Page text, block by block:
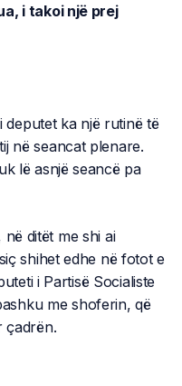
i takoi një prej
deputet ka një rutinë të
në seancat plenare.
lë asnjë seancë pa
ditët me shi ai
shihet edhe në fotot e
i Partisë Socialiste
me shoferin, që
çadrën.